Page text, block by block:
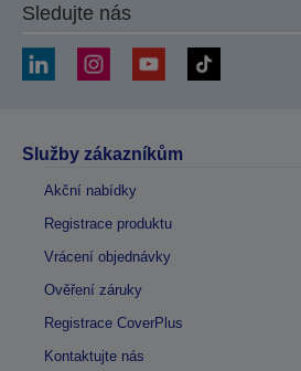
Sledujte nás
Služby zákazníkům
Akční nabídky
Registrace produktu
Vrácení objednávky
Ověření záruky
Registrace CoverPlus
Kontaktujte nás